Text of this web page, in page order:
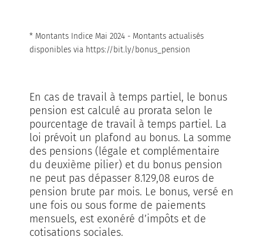
* Montants Indice Mai 2024 - Montants actualisés
disponibles via https://bit.ly/bonus_pension
En cas de travail à temps partiel, le bonus
pension est calculé au prorata selon le
pourcentage de travail à temps partiel. La
loi prévoit un plafond au bonus. La somme
des pensions (légale et complémentaire
du deuxième pilier) et du bonus pension
ne peut pas dépasser 8.129,08 euros de
pension brute par mois. Le bonus, versé en
une fois ou sous forme de paiements
mensuels, est exonéré d’impôts et de
cotisations sociales.